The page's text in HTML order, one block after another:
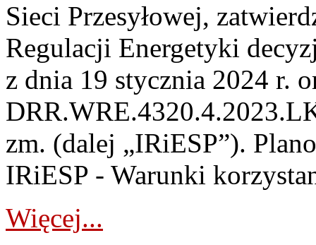
Sieci Przesyłowej,
Regulacji Energetyki
z dnia 19 stycznia 2024 r.
zm. (dalej „IRiESP”).
IRiESP - Warunki
Więcej...